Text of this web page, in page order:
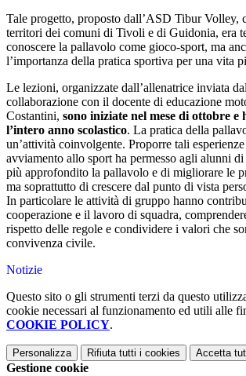
Tale progetto, proposto dall’ASD Tibur Volley,
territori dei comuni di Tivoli e di Guidonia, era
conoscere la pallavolo come gioco-sport, ma
l’importanza della pratica sportiva per una vita
Le lezioni, organizzate dall’allenatrice inviata
collaborazione con il docente di educazione
Costantini, sono iniziate nel mese di ottobre e
l’intero anno scolastico. La pratica della
un’attività coinvolgente. Proporre tali
avviamento allo sport ha permesso agli alunni
più approfondito la pallavolo e di migliorare le
ma soprattutto di crescere dal punto di vista
In particolare le attività di gruppo hanno
cooperazione e il lavoro di squadra,
rispetto delle regole e condividere i valori che
convivenza civile.
Notizie
Questo sito o gli strumenti terzi da questo
cookie necessari al funzionamento ed utili alle
COOKIE POLICY.
Personalizza Rifiuta tutti i cookies Accetta
Gestione cookie